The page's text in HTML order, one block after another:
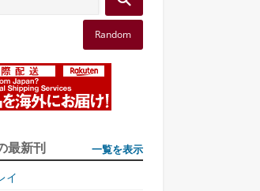
Random
最新刊 一覧を表示
イ